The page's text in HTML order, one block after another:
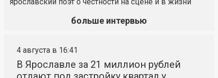
больше интервью
4 августа в 16:41
В Ярославле за 21 миллион рублей